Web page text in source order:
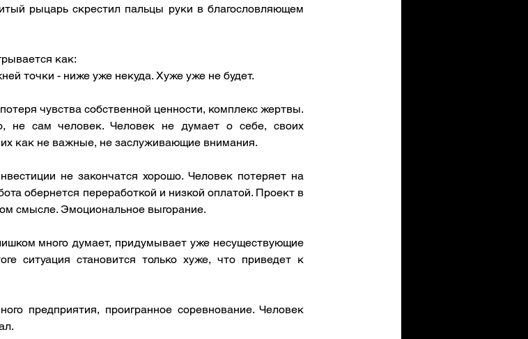
рыцарь скрестил пальцы руки в благословляющем
как:
точки - ниже уже некуда. Хуже уже не будет.
чувства собственной ценности, комплекс жертвы.
не сам человек. Человек не думает о себе, своих
как не важные, не заслуживающие внимания.
не закончатся хорошо. Человек потеряет на
обернется переработкой и низкой оплатой. Проект в
смысле. Эмоциональное выгорание.
много думает, придумывает уже несуществующие
ситуация становится только хуже, что приведет к
предприятия, проигранное соревнование. Человек